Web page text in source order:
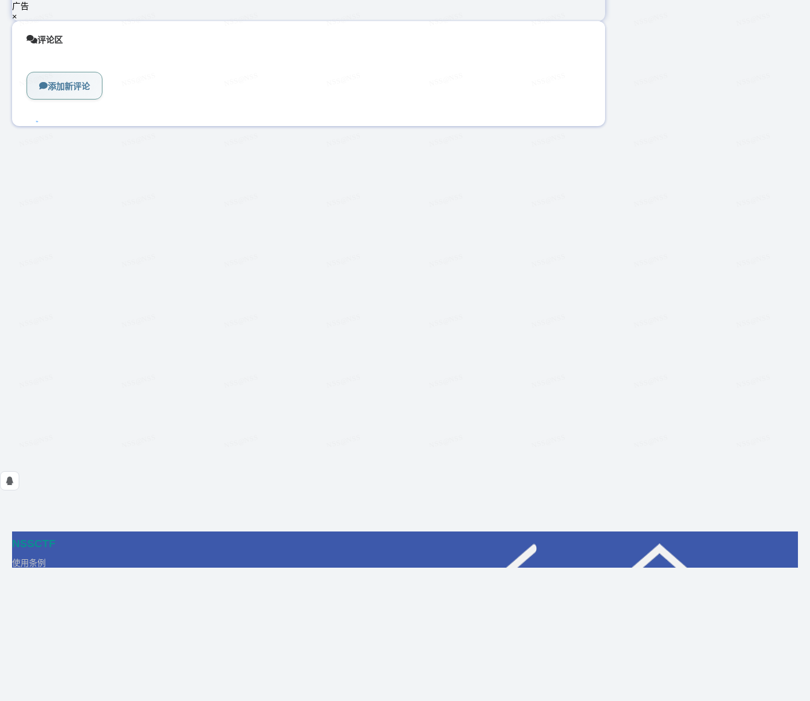
广告
×
评论区
添加新评论
NSSCTF
使用条例